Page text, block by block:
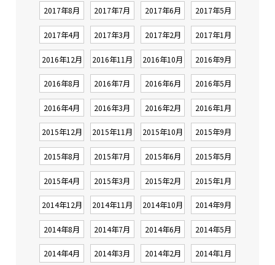
2017年8月 2017年7月 2017年6月 2017年5月
2017年4月 2017年3月 2017年2月 2017年1月
2016年12月 2016年11月 2016年10月 2016年9月
2016年8月 2016年7月 2016年6月 2016年5月
2016年4月 2016年3月 2016年2月 2016年1月
2015年12月 2015年11月 2015年10月 2015年9月
2015年8月 2015年7月 2015年6月 2015年5月
2015年4月 2015年3月 2015年2月 2015年1月
2014年12月 2014年11月 2014年10月 2014年9月
2014年8月 2014年7月 2014年6月 2014年5月
2014年4月 2014年3月 2014年2月 2014年1月